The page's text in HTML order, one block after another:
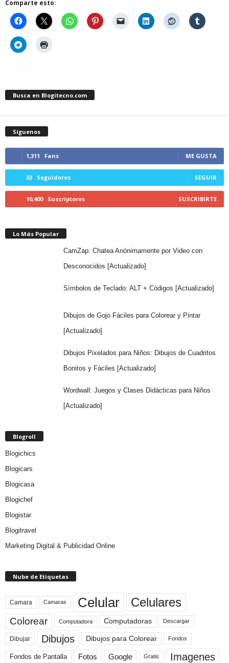
Comparte esto:
Busca en Blogitecno.com
Síguenos
1,311 Fans ME GUSTA
33 Seguidores SEGUIR
10,400 Suscriptores SUSCRIBIRTE
Lo Más Popular
CamZap: Chatea Anónimamente por Video con
Desconocidos [Actualizado]
Símbolos de Teclado: ALT + Códigos [Actualizado]
Dibujos de Gojo Fáciles para Colorear y Pintar
[Actualizado]
Dibujos Pixelados para Niños: Dibujos de Cuadritos
Bonitos y Fáciles [Actualizado]
Wordwall: Juegos y Clases Didácticas para Niños
[Actualizado]
Blogroll
Blogichics
Blogicars
Blogicasa
Blogichef
Blogistar
Blogitravel
Marketing Digital & Publicidad Online
Nube de Etiquetas
Camara Camaras Celular Celulares
Colorear Computadora Computadoras Descargar
Dibujar Dibujos Dibujos para Colorear Fondos
Fondos de Pantalla Fotos Google Gratis Imagenes